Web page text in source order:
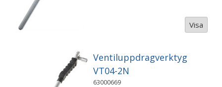
Visa
Ventiluppdragverktyg
VT04-2N
63000669